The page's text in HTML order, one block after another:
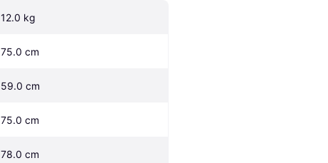
12.0 kg
75.0 cm
59.0 cm
75.0 cm
78.0 cm